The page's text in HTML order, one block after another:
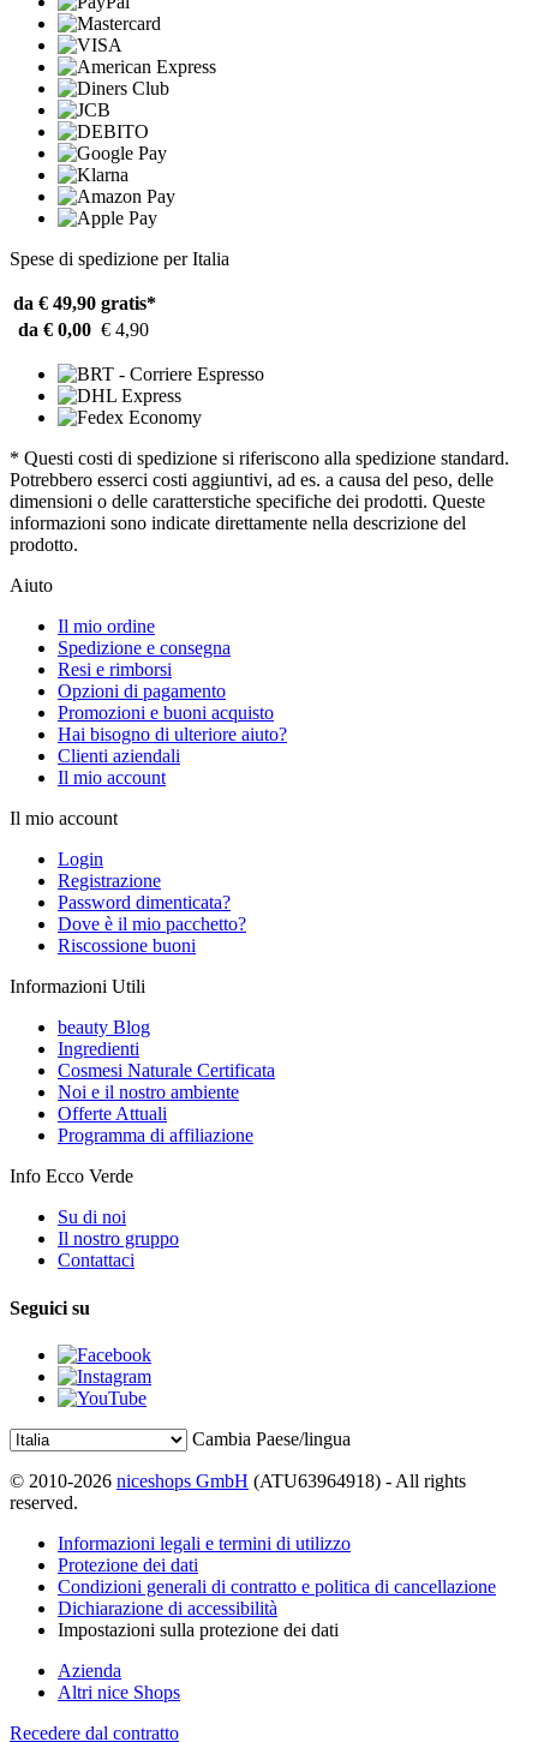
Spese di spedizione per Italia
da € 49,90 gratis*
da € 0,00 € 4,90
* Questi costi di spedizione si riferiscono alla spedizione standard.
Potrebbero esserci costi aggiuntivi, ad es. a causa del peso, delle
dimensioni o delle caratterstiche specifiche dei prodotti. Queste
informazioni sono indicate direttamente nella descrizione del
prodotto.
Aiuto
Il mio ordine
Spedizione e consegna
Resi e rimborsi
Opzioni di pagamento
Promozioni e buoni acquisto
Hai bisogno di ulteriore aiuto?
Clienti aziendali
Il mio account
Il mio account
Login
Registrazione
Password dimenticata?
Dove è il mio pacchetto?
Riscossione buoni
Informazioni Utili
beauty Blog
Ingredienti
Cosmesi Naturale Certificata
Noi e il nostro ambiente
Offerte Attuali
Programma di affiliazione
Info Ecco Verde
Su di noi
Il nostro gruppo
Contattaci
Seguici su
Cambia Paese/lingua
© 2010-2026 niceshops GmbH (ATU63964918) - All rights
reserved.
Informazioni legali e termini di utilizzo
Protezione dei dati
Condizioni generali di contratto e politica di cancellazione
Dichiarazione di accessibilità
Impostazioni sulla protezione dei dati
Azienda
Altri nice Shops
Recedere dal contratto